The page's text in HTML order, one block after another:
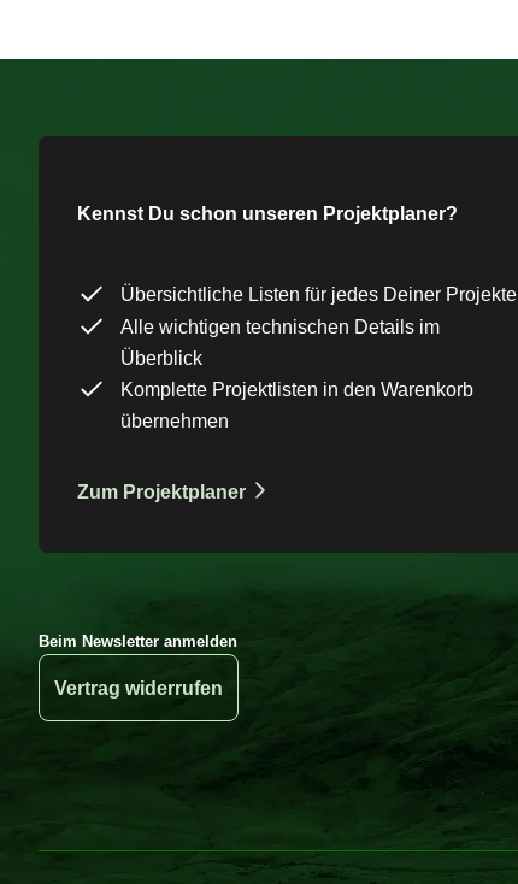
Kennst Du schon unseren Projektplaner?
Übersichtliche Listen für jedes Deiner Projekte
Alle wichtigen technischen Details im
Überblick
Komplette Projektlisten in den Warenkorb
übernehmen
Zum Projektplaner
Beim Newsletter anmelden
Vertrag widerrufen